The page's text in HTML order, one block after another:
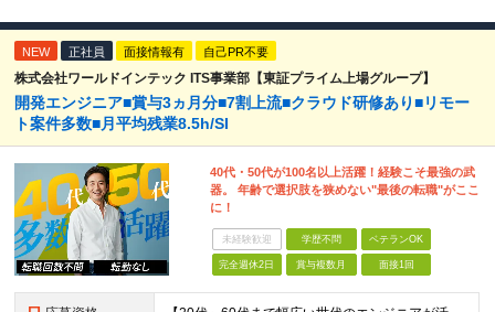
NEW 正社員 面接情報有 自己PR不要
株式会社ワールドインテック ITS事業部【東証プライム上場グループ】
開発エンジニア■賞与3ヵ月分■7割上流■クラウド研修あり■リモー
ト案件多数■月平均残業8.5h/SI
40代・50代が100名以上活躍！経験こそ最強の武
器。 年齢で選択肢を狭めない"最後の転職"がここ
に！
未経験歓迎 学歴不問 ベテランOK
完全週休2日 賞与複数月 面接1回